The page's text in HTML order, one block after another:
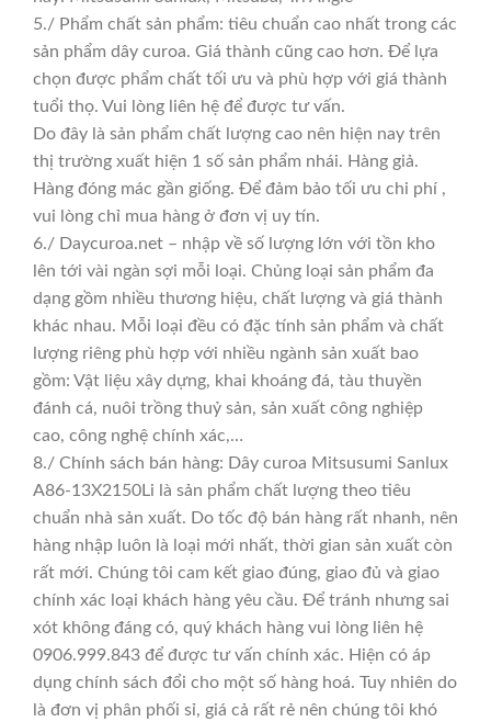
5./ Phẩm chất sản phẩm: tiêu chuẩn cao nhất trong các
sản phẩm dây curoa. Giá thành cũng cao hơn. Để lựa
chọn được phẩm chất tối ưu và phù hợp với giá thành
tuổi thọ. Vui lòng liên hệ để được tư vấn.
Do đây là sản phẩm chất lượng cao nên hiện nay trên
thị trường xuất hiện 1 số sản phẩm nhái. Hàng giả.
Hàng đóng mác gần giống. Để đảm bảo tối ưu chi phí ,
vui lòng chỉ mua hàng ở đơn vị uy tín.
6./ Daycuroa.net – nhập về số lượng lớn với tồn kho
lên tới vài ngàn sợi mỗi loại. Chủng loại sản phẩm đa
dạng gồm nhiều thương hiệu, chất lượng và giá thành
khác nhau. Mỗi loại đều có đặc tính sản phẩm và chất
lượng riêng phù hợp với nhiều ngành sản xuất bao
gồm: Vật liệu xây dựng, khai khoáng đá, tàu thuyền
đánh cá, nuôi trồng thuỷ sản, sản xuất công nghiệp
cao, công nghệ chính xác,…
8./ Chính sách bán hàng: Dây curoa Mitsusumi Sanlux
A86-13X2150Li là sản phẩm chất lượng theo tiêu
chuẩn nhà sản xuất. Do tốc độ bán hàng rất nhanh, nên
hàng nhập luôn là loại mới nhất, thời gian sản xuất còn
rất mới. Chúng tôi cam kết giao đúng, giao đủ và giao
chính xác loại khách hàng yêu cầu. Để tránh nhưng sai
xót không đáng có, quý khách hàng vui lòng liên hệ
0906.999.843 để được tư vấn chính xác. Hiện có áp
dụng chính sách đổi cho một số hàng hoá. Tuy nhiên do
là đơn vị phân phối sỉ, giá cả rất rẻ nên chúng tôi khó